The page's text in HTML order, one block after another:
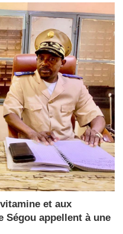
et aux
Ségou appellent à une